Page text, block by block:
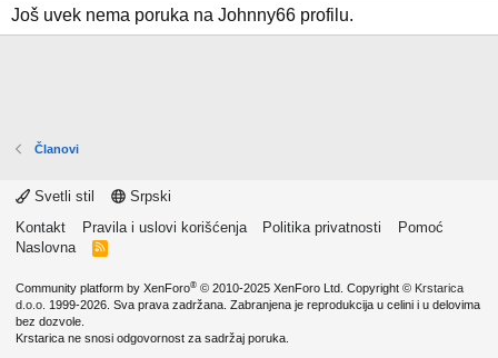
Još uvek nema poruka na Johnny66 profilu.
Članovi
Svetli stil
Srpski
Kontakt
Pravila i uslovi korišćenja Politika privatnosti
Pomoć
Naslovna
R
Community platform by XenForo® © 2010-2025 XenForo Ltd. Copyright © Krstarica
d.o.o. 1999-2026. Sva prava zadržana. Zabranjena je reprodukcija u celini i u delovima
bez dozvole.
Krstarica ne snosi odgovornost za sadržaj poruka.